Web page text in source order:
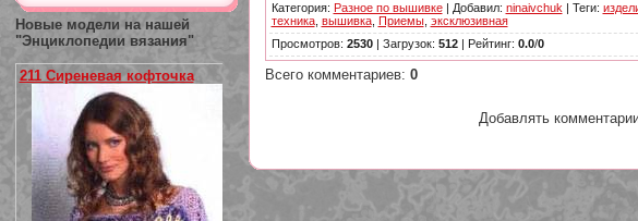
Новые модели на нашей
"Энциклопедии вязания"
211 Сиреневая кофточка
Категория: Разное по вышивке| Добавил: ninaivchuk | Теги:
техника, вышивка, Приемы, эксклюзивная
Просмотров: 2530| Загрузок: 512| Рейтинг: 0.0/0
Всего комментариев: 0
Добавлять